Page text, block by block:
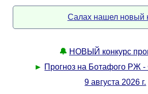
Кабинет
Салах нашел новый
🔔 НОВЫЙ конкурс
► Прогноз на Ботафого РЖ -
9 августа 2026 г.